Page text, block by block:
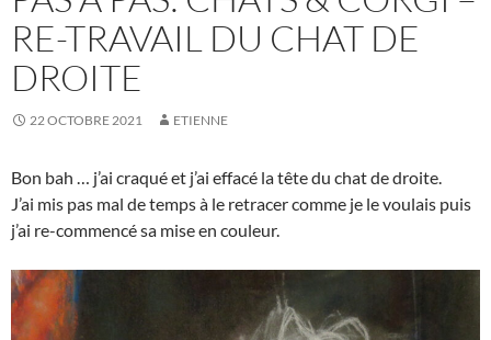
RE-TRAVAIL DU CHAT DE
DROITE
22 OCTOBRE 2021 ETIENNE
Bon bah … j’ai craqué et j’ai effacé la tête du chat de droite.
J’ai mis pas mal de temps à le retracer comme je le voulais puis
j’ai re-commencé sa mise en couleur.